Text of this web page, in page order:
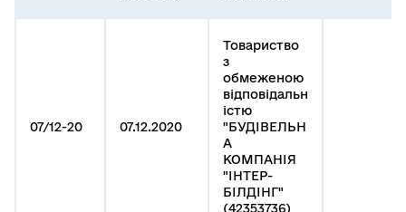
07/12-20 07.12.2020
Товариство
з
обмеженою
відповідальн
істю
"БУДІВЕЛЬН
А
КОМПАНІЯ
"ІНТЕР-
БІЛДІНГ"
(42353736)